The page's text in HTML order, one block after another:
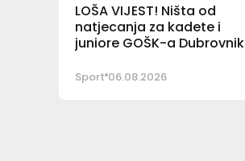
LOŠA VIJEST! Ništa od
natjecanja za kadete i
juniore GOŠK-a Dubrovnik
Sport 06.08.2026